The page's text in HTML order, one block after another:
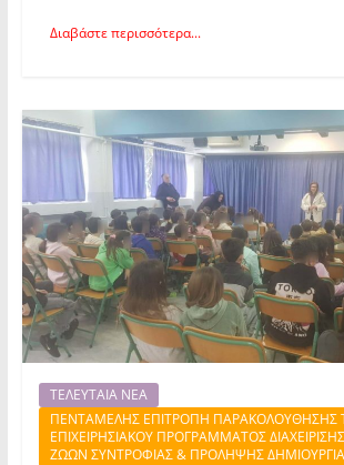
Διαβάστε περισσότερα...
ΤΕΛΕΥΤΑΙΑ ΝΕΑ
ΠΕΝΤΑΜΕΛΗΣ ΕΠΙΤΡΟΠΗ ΠΑΡΑΚΟΛΟΥΘΗΣΗΣ
ΕΠΙΧΕΙΡΗΣΙΑΚΟΥ ΠΡΟΓΡΑΜΜΑΤΟΣ
ΖΩΩΝ ΣΥΝΤΡΟΦΙΑΣ & ΠΡΟΛΗΨΗΣ